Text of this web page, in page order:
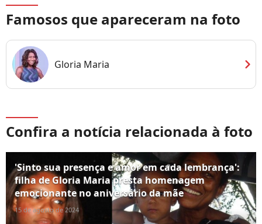
Famosos que apareceram na foto
Gloria Maria chevron_right
Confira a notícia relacionada à foto
'Sinto sua presença e amor em cada lembrança':
filha de Gloria Maria presta homenagem
emocionante no aniversário da mãe
15 de agosto de 2024